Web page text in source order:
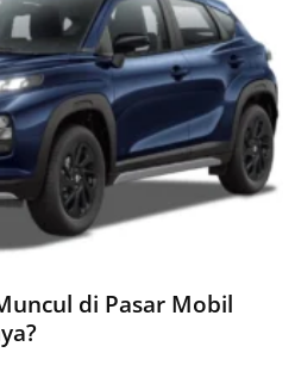
di Pasar Mobil